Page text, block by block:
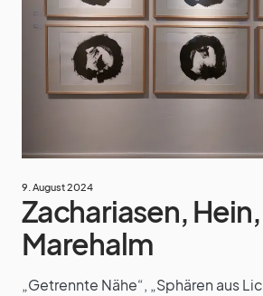
9. August 2024
Zachariasen,
Marehalm
„Getrennte Nähe“, „Sphären aus